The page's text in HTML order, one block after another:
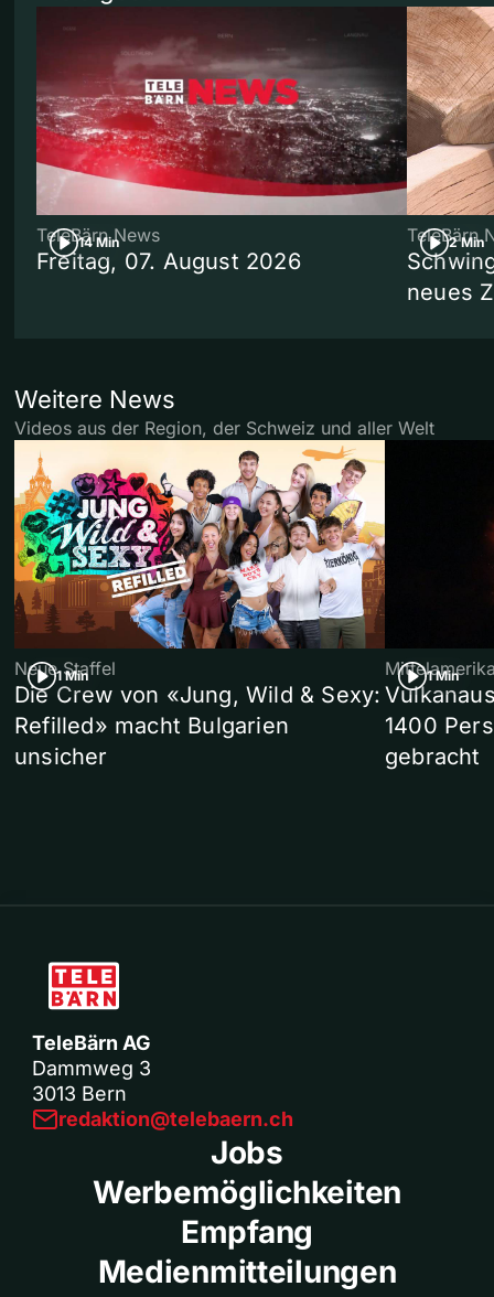
14 Min
TeleBärn News
Freitag, 07. August 2026
2 Min
TeleBärn
neues
Weitere News
Videos aus der Region, der Schweiz und aller Welt
1 Min
Neue Staffel
Die Crew von «Jung, Wild & Sexy:
Refilled» macht Bulgarien
unsicher
1 Min
1400
gebracht
TeleBärn AG
Dammweg 3
3013 Bern
redaktion@telebaern.ch
Jobs
Werbemöglichkeiten
Empfang
Medienmitteilungen